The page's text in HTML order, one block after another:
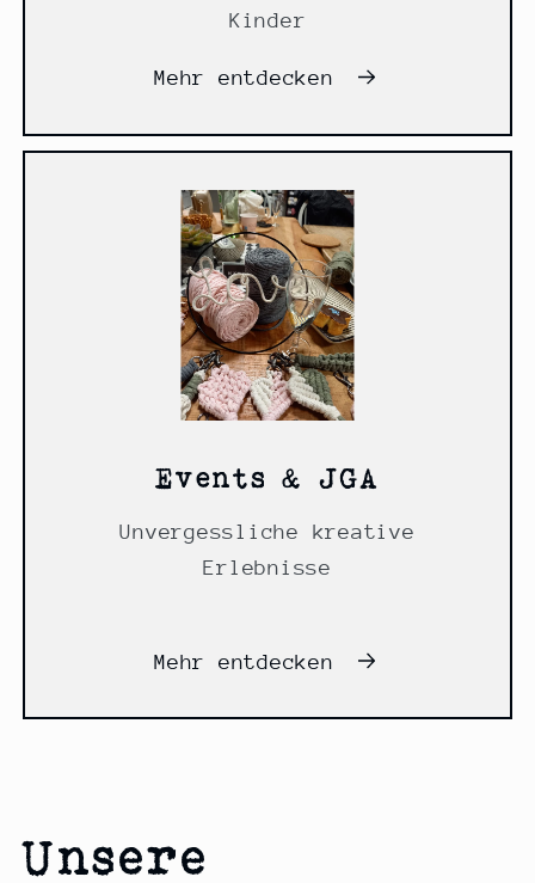
Kinder
Mehr entdecken
Events & JGA
Unvergessliche kreative
Erlebnisse
Mehr entdecken
Unsere